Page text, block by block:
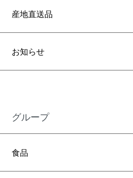
産地直送品
お知らせ
グループ
食品